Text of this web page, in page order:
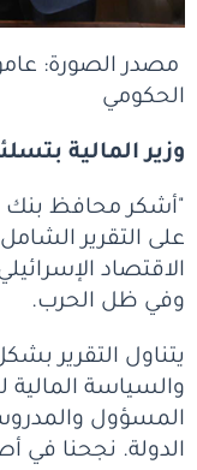
مصدر الصورة:
الحكومي
وزير المالية
"أشكر محافظ بنك
على التقرير
الاقتصاد
وفي ظل الحرب.
يتناول التقرير
والسياسة المالية
المسؤول والمدروس
الدولة. نجحنا في